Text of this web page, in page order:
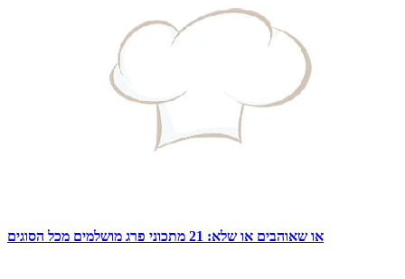
או שאוהבים או שלא: 21 מתכוני פרג מושלמים מכל הסוגים